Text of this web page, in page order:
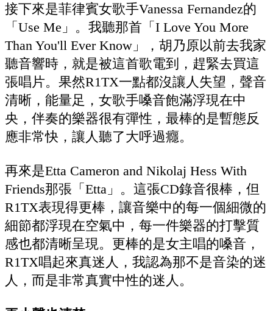
接下來是菲律賓女歌手Vanessa Fernandez的
「Use Me」。我聽那首「I Love You More
Than You'll Ever Know」，胡乃原以前去我家
聽音響時，就是被這首歌電到，趕緊去買這
張唱片。果然R1TX一點都沒讓人失望，聲音
清晰，能量足，女歌手嗓音飽滿浮現在中
央，伴奏的樂器很有彈性，最棒的是暫態反
應非常快，讓人聽了大呼過癮。
再來是Etta Cameron and Nikolaj Hess With
Friends那張「Etta」。這張CD錄音很棒，但
R1TX表現得更棒，讓音樂中的每一個細微的
細節都浮現在空氣中，每一件樂器的打擊質
感也都清晰呈現。更棒的是女主唱的嗓音，
R1TX唱起來真迷人，我認為那不是音染的迷
人，而是非常真實中性的迷人。